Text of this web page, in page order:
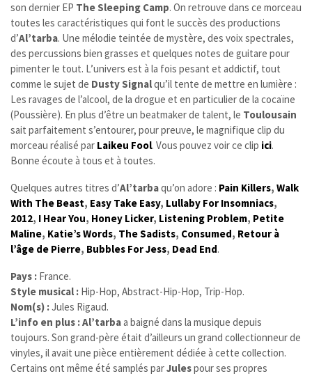
son dernier EP The Sleeping Camp. On retrouve dans ce morceau
toutes les caractéristiques qui font le succès des productions
d’Al’tarba. Une mélodie teintée de mystère, des voix spectrales,
des percussions bien grasses et quelques notes de guitare pour
pimenter le tout. L’univers est à la fois pesant et addictif, tout
comme le sujet de Dusty Signalqu’il tente de mettre en lumière :
Les ravages de l’alcool, de la drogue et en particulier de la cocaïne
(Poussière). En plus d’être un beatmaker de talent, le Toulousain
sait parfaitement s’entourer, pour preuve, le magnifique clip du
morceau réalisé par Laikeu Fool. Vous pouvez voir ce clip ici.
Bonne écoute à tous et à toutes.
Quelques autres titres d’Al’tarbaqu’on adore : Pain Killers, Walk
With The Beast, Easy Take Easy, Lullaby For Insomniacs,
2012, I Hear You, Honey Licker, Listening Problem, Petite
Maline, Katie’s Words, The Sadists, Consumed, Retour à
l’âge de Pierre, Bubbles For Jess, Dead End.
Pays : France.
Style musical : Hip-Hop, Abstract-Hip-Hop, Trip-Hop.
Nom(s) :Jules Rigaud.
L’info en plus : Al’tarbaa baigné dans la musique depuis
toujours. Son grand-père était d’ailleurs un grand collectionneur de
vinyles, il avait une pièce entièrement dédiée à cette collection.
Certains ont même été samplés parJulespour ses propres